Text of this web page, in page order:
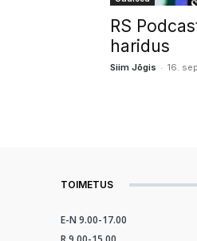
RS
haridus
Siim Jõgis - 16.
TOIMETUS
E-N 9.00-17.00